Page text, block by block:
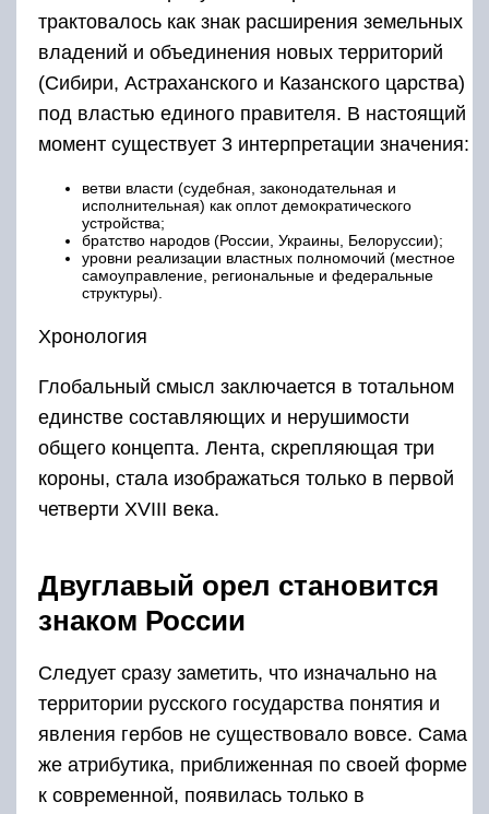
трактовалось как знак расширения земельных
владений и объединения новых территорий
(Сибири, Астраханского и Казанского царства)
под властью единого правителя. В настоящий
момент существует 3 интерпретации значения:
ветви власти (судебная, законодательная и
исполнительная) как оплот демократического
устройства;
братство народов (России, Украины, Белоруссии);
уровни реализации властных полномочий (местное
самоуправление, региональные и федеральные
структуры).
Хронология
Глобальный смысл заключается в тотальном
единстве составляющих и нерушимости
общего концепта. Лента, скрепляющая три
короны, стала изображаться только в первой
четверти XVIII века.
Двуглавый орел становится
знаком России
Следует сразу заметить, что изначально на
территории русского государства понятия и
явления гербов не существовало вовсе. Сама
же атрибутика, приближенная по своей форме
к современной, появилась только в